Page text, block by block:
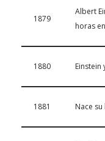
1879
Albert
horas
1880 Einstein
1881 Nace